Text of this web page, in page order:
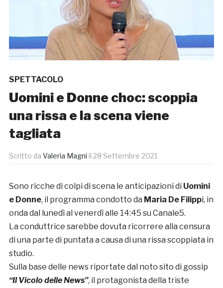
SPETTACOLO
Uomini e Donne choc: scoppia
una rissa e la scena viene
tagliata
Scritto da Valeria Magni il 28 Settembre 2021
Sono ricche di colpi di scena le anticipazioni di Uomini
e Donne, il programma condotto da Maria De Filippi, in
onda dal lunedì al venerdì alle 14:45 su Canale5.
La conduttrice sarebbe dovuta ricorrere alla censura
di una parte di puntata a causa di una rissa scoppiata in
studio.
Sulla base delle news riportate dal noto sito di gossip
“Il Vicolo delle News”, il protagonista della triste